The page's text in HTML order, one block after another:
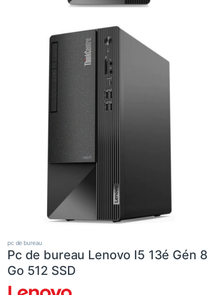
pc de bureau
Pc de bureau Lenovo I5 13é Gén 8
Go 512 SSD